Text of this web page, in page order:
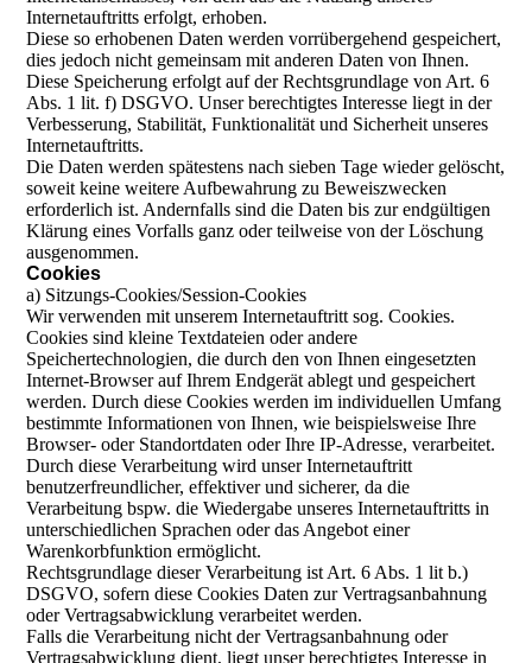
Internetauftritts erfolgt, erhoben.
Diese so erhobenen Daten werden vorrübergehend gespeichert,
dies jedoch nicht gemeinsam mit anderen Daten von Ihnen.
Diese Speicherung erfolgt auf der Rechtsgrundlage von Art. 6
Abs. 1 lit. f) DSGVO. Unser berechtigtes Interesse liegt in der
Verbesserung, Stabilität, Funktionalität und Sicherheit unseres
Internetauftritts.
Die Daten werden spätestens nach sieben Tage wieder gelöscht,
soweit keine weitere Aufbewahrung zu Beweiszwecken
erforderlich ist. Andernfalls sind die Daten bis zur endgültigen
Klärung eines Vorfalls ganz oder teilweise von der Löschung
ausgenommen.
Cookies
a) Sitzungs-Cookies/Session-Cookies
Wir verwenden mit unserem Internetauftritt sog. Cookies.
Cookies sind kleine Textdateien oder andere
Speichertechnologien, die durch den von Ihnen eingesetzten
Internet-Browser auf Ihrem Endgerät ablegt und gespeichert
werden. Durch diese Cookies werden im individuellen Umfang
bestimmte Informationen von Ihnen, wie beispielsweise Ihre
Browser- oder Standortdaten oder Ihre IP-Adresse, verarbeitet.
Durch diese Verarbeitung wird unser Internetauftritt
benutzerfreundlicher, effektiver und sicherer, da die
Verarbeitung bspw. die Wiedergabe unseres Internetauftritts in
unterschiedlichen Sprachen oder das Angebot einer
Warenkorbfunktion ermöglicht.
Rechtsgrundlage dieser Verarbeitung ist Art. 6 Abs. 1 lit b.)
DSGVO, sofern diese Cookies Daten zur Vertragsanbahnung
oder Vertragsabwicklung verarbeitet werden.
Falls die Verarbeitung nicht der Vertragsanbahnung oder
Vertragsabwicklung dient, liegt unser berechtigtes Interesse in